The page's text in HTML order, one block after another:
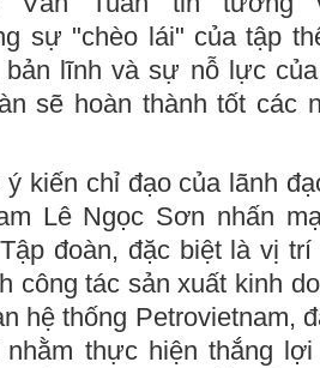
sự "chèo lái" của tập
bản lĩnh và sự nỗ lực
sẽ hoàn thành tốt các
kiến chỉ đạo của lãnh
Lê Ngọc Sơn nhấn
đoàn, đặc biệt là vị
công tác sản xuất kinh
hệ thống Petrovietnam,
thực hiện thắng